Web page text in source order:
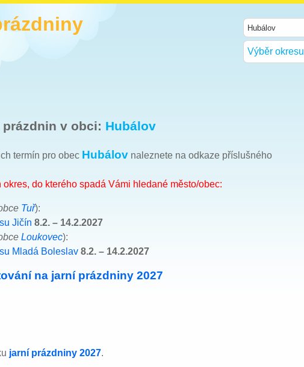
Výběr okresu
v obci: Hubálov
termín pro obec Hubálov naleznete na odkaze příslušného
okres, do kterého spadá Vámi hledané město/obec:
Tuř):
Jičín 8.2. – 14.2.2027
Loukovec):
Mladá Boleslav 8.2. – 14.2.2027
na jarní prázdniny 2027
jarní prázdniny 2027.